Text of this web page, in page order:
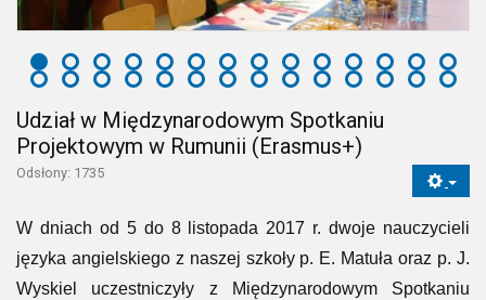
Udział w Międzynarodowym Spotkaniu
Projektowym w Rumunii (Erasmus+)
Odsłony: 1735
W dniach od 5 do 8 listopada 2017 r. dwoje nauczycieli
języka angielskiego z naszej szkoły p. E. Matuła oraz p. J.
Wyskiel uczestniczyły z Międzynarodowym Spotkaniu